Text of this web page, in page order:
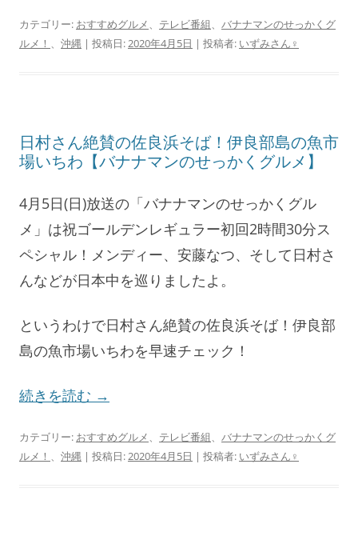
カテゴリー: おすすめグルメ、 テレビ番組、 バナナマンのせっかくグ
ルメ！ 、 沖縄 | 投稿日:2020年4月5日 | 投稿者: いずみさん♀
日村さん絶賛の佐良浜そば！伊良部島の魚市
場いちわ【バナナマンのせっかくグルメ】
4月5日(日)放送の「バナナマンのせっかくグル
メ」は祝ゴールデンレギュラー初回2時間30分ス
ペシャル！メンディー、安藤なつ、そして日村さ
んなどが日本中を巡りましたよ。
というわけで日村さん絶賛の佐良浜そば！伊良部
島の魚市場いちわを早速チェック！
続きを読む →
カテゴリー: おすすめグルメ、 テレビ番組、 バナナマンのせっかくグ
ルメ！ 、 沖縄 | 投稿日:2020年4月5日 | 投稿者: いずみさん♀